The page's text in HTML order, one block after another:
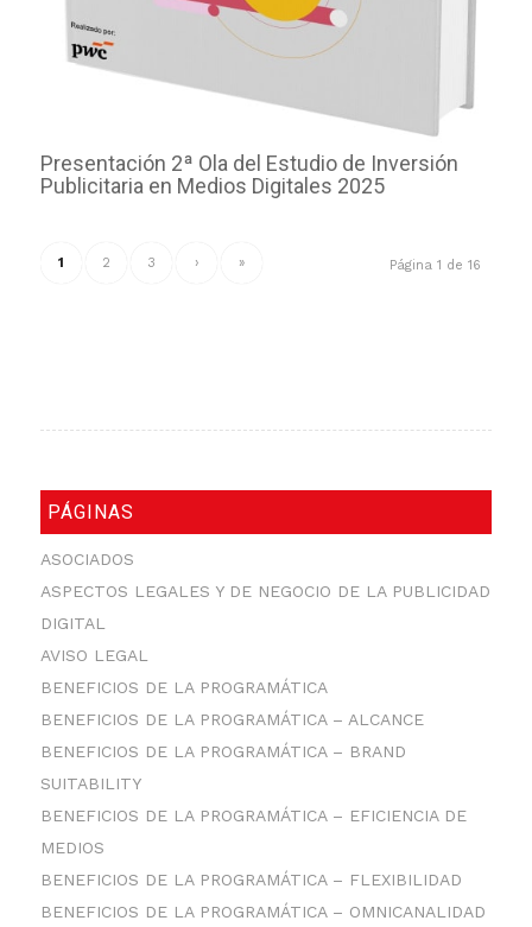
Presentación 2ª Ola del Estudio de Inversión
Publicitaria en Medios Digitales 2025
Página 1 de 16
1 2 3 › »
PÁGINAS
ASOCIADOS
ASPECTOS LEGALES Y DE NEGOCIO DE LA PUBLICIDAD
DIGITAL
AVISO LEGAL
BENEFICIOS DE LA PROGRAMÁTICA
BENEFICIOS DE LA PROGRAMÁTICA – ALCANCE
BENEFICIOS DE LA PROGRAMÁTICA – BRAND
SUITABILITY
BENEFICIOS DE LA PROGRAMÁTICA – EFICIENCIA DE
MEDIOS
BENEFICIOS DE LA PROGRAMÁTICA – FLEXIBILIDAD
BENEFICIOS DE LA PROGRAMÁTICA – OMNICANALIDAD